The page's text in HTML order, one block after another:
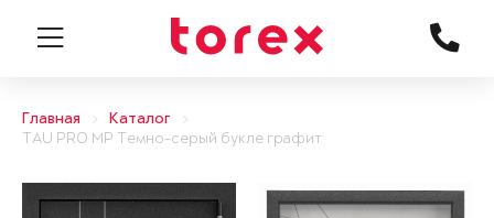
Главная
Каталог
TAU PRO MP Темно-серый букле графит